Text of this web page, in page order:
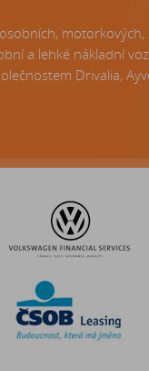
a lehké nákladní
Drivalia,